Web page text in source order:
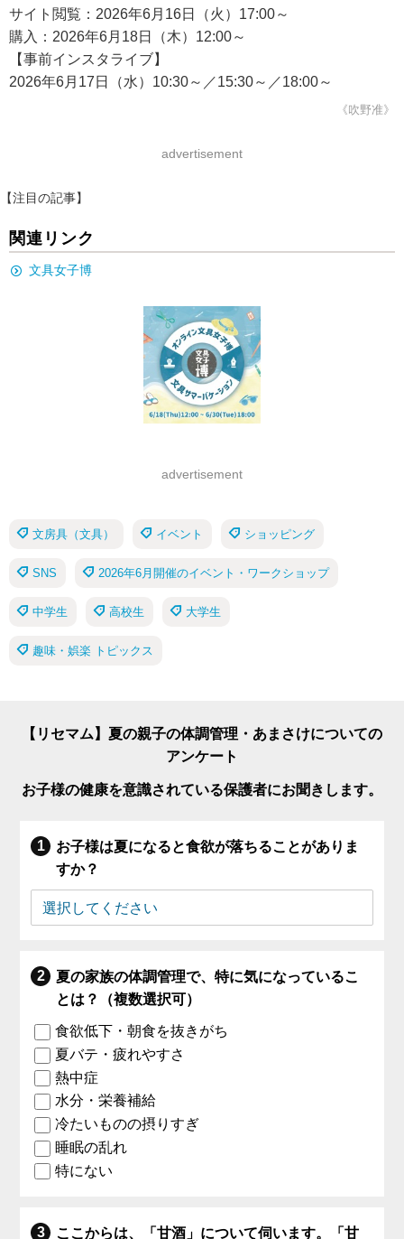
サイト閲覧：2026年6月16日（火）17:00～
購入：2026年6月18日（木）12:00～
【事前インスタライブ】
2026年6月17日（水）10:30～／15:30～／18:00～
《吹野准》
advertisement
【注目の記事】
関連リンク
文具女子博
advertisement
文房具（文具） イベント ショッピング
SNS 2026年6月開催のイベント・ワークショップ
中学生 高校生 大学生
趣味・娯楽 トピックス
【リセマム】夏の親子の体調管理・あまさけについての
アンケート
お子様の健康を意識されている保護者にお聞きします。
お子様は夏になると食欲が落ちることがありま
すか？
夏の家族の体調管理で、特に気になっているこ
とは？（複数選択可）
食欲低下・朝食を抜きがち
夏バテ・疲れやすさ
熱中症
水分・栄養補給
冷たいものの摂りすぎ
睡眠の乱れ
特にない
ここからは、「甘酒」について伺います。「甘